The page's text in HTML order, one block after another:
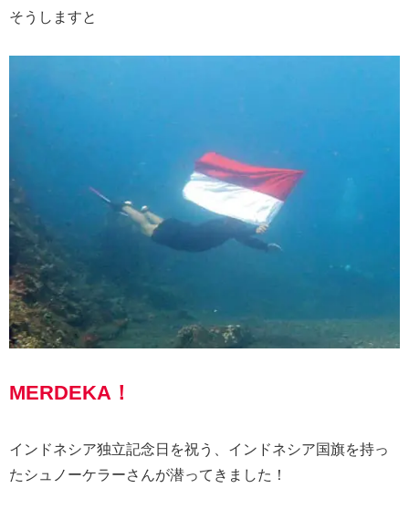
そうしますと
MERDEKA！
インドネシア独立記念日を祝う、インドネシア国旗を持っ
たシュノーケラーさんが潜ってきました！